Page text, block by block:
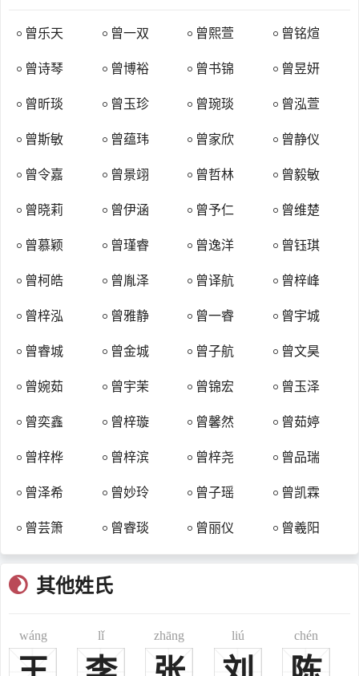
原本活动的山东、河南一带，迁移进入了河北、湖南、陕西、江西、
曾宝之孙曾据，因避西汉末年王莽之乱，率宗族千余人自山东举
族南迁至庐陵县吉阳（今江西省吉安市永丰县古县镇），是为吉阳
地。曾据有二子：阐与玚（瑒）。曾阐的五世孙曾丞有三子：珪、
东省韶关市南）为陆丰，为韶州房，曾珪之子曾永，徙居虔州（今江
进入魏晋南北朝时期，连年战乱频仍，社会始终处于动荡之中，
加之西晋末年“永嘉之乱”，中原士族大举南迁，所以曾姓在此期间也
分别迁居蜀郡（治今四川省成都）、豫章（今江西省南昌）、吴郡
（治今江苏省苏州）、河内（今河南省沁阳）、南阳（今属河南
朝之前就已形成曾姓遍布中国，名人不断涌现，家族势力日渐壮大的
尚。唐末，曾姓有入迁福建者。至宋末，由于战乱，外族入侵，曾姓
鲁郡：西汉改薛郡置鲁国，治在鲁县（今山东省曲阜）。相当今
山东曲阜、滕州市、泗水等县地。晋改为鲁郡。
庐陵郡：东汉时置郡，治所在石阳（今江西省永丰县，也就是吉
永新、峡江、乐安、石城以南地区。
鲁阳县：汉置县，治所在今河南省鲁山县。
曾乐天 曾一双 曾熙萱 曾铭煊
曾诗琴 曾博裕 曾书锦 曾昱妍
曾昕琰 曾玉珍 曾琬琰 曾泓萱
曾斯敏 曾蕴玮 曾家欣 曾静仪
曾令嘉 曾景翊 曾哲林 曾毅敏
曾晓莉 曾伊涵 曾予仁 曾维楚
曾慕颖 曾瑾睿 曾逸洋 曾钰琪
曾柯皓 曾胤泽 曾译航 曾梓峰
曾梓泓 曾雅静 曾一睿 曾宇城
曾睿城 曾金城 曾子航 曾文昊
曾婉茹 曾宇茉 曾锦宏 曾玉泽
曾奕鑫 曾梓璇 曾馨然 曾茹婷
曾梓桦 曾梓滨 曾梓尧 曾品瑞
曾泽希 曾妙玲 曾子瑶 曾凯霖
曾芸箫 曾睿琰 曾丽仪 曾羲阳
其他姓氏
wáng lǐ zhāng liú chén